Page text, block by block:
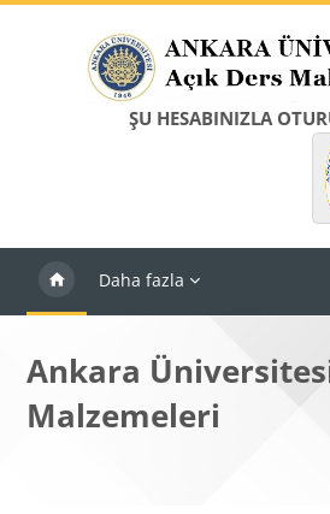
ŞU HESABINIZLA
Daha fazla
Ankara
Malzemeleri